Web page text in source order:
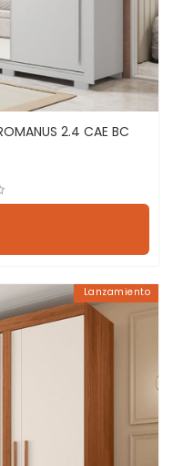
2.4 CAE BC
Lanzamiento